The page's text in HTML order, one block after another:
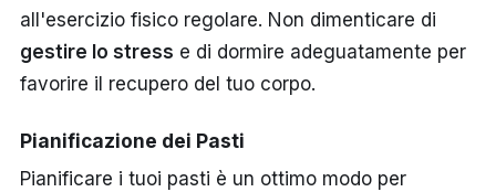
all'esercizio fisico regolare. Non dimenticare di
gestire lo stress e di dormire adeguatamente per
favorire il recupero del tuo corpo.
Pianificazione dei Pasti
Pianificare i tuoi pasti è un ottimo modo per